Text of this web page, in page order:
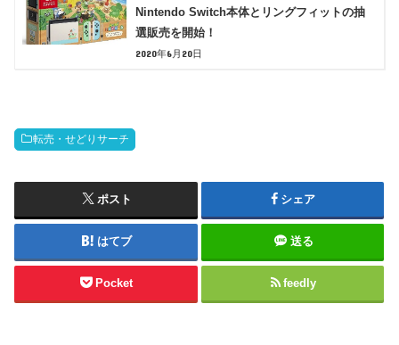
Nintendo Switch本体とリングフィットの抽
選販売を開始！
2020年6月20日
転売・せどりサーチ
ポスト シェア
はてブ 送る
Pocket feedly